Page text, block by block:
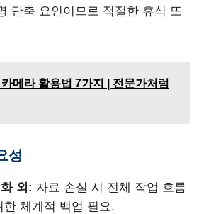
단축 요인이므로 적절한 휴식 또
메라 활용법 7가지 | 전문가처럼
성
외: 자료 손실 시 전체 작업 흐름
한 체계적 백업 필요.